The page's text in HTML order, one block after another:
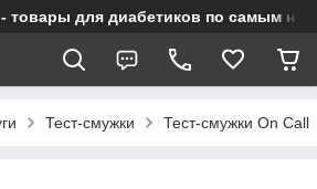
товары для диабетиков по самым
Тест-смужки Тест-смужки On Call